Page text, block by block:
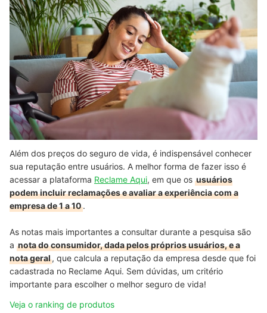
Além dos preços do seguro de vida, é indispensável conhecer
sua reputação entre usuários. A melhor forma de fazer isso é
acessar a plataforma Reclame Aqui, em que os usuários
podem incluir reclamações e avaliar a experiência com a
empresa de 1 a 10.
As notas mais importantes a consultar durante a pesquisa são
a nota do consumidor, dada pelos próprios usuários, e a
nota geral, que calcula a reputação da empresa desde que foi
cadastrada no Reclame Aqui. Sem dúvidas, um critério
importante para escolher o melhor seguro de vida!
Veja o ranking de produtos